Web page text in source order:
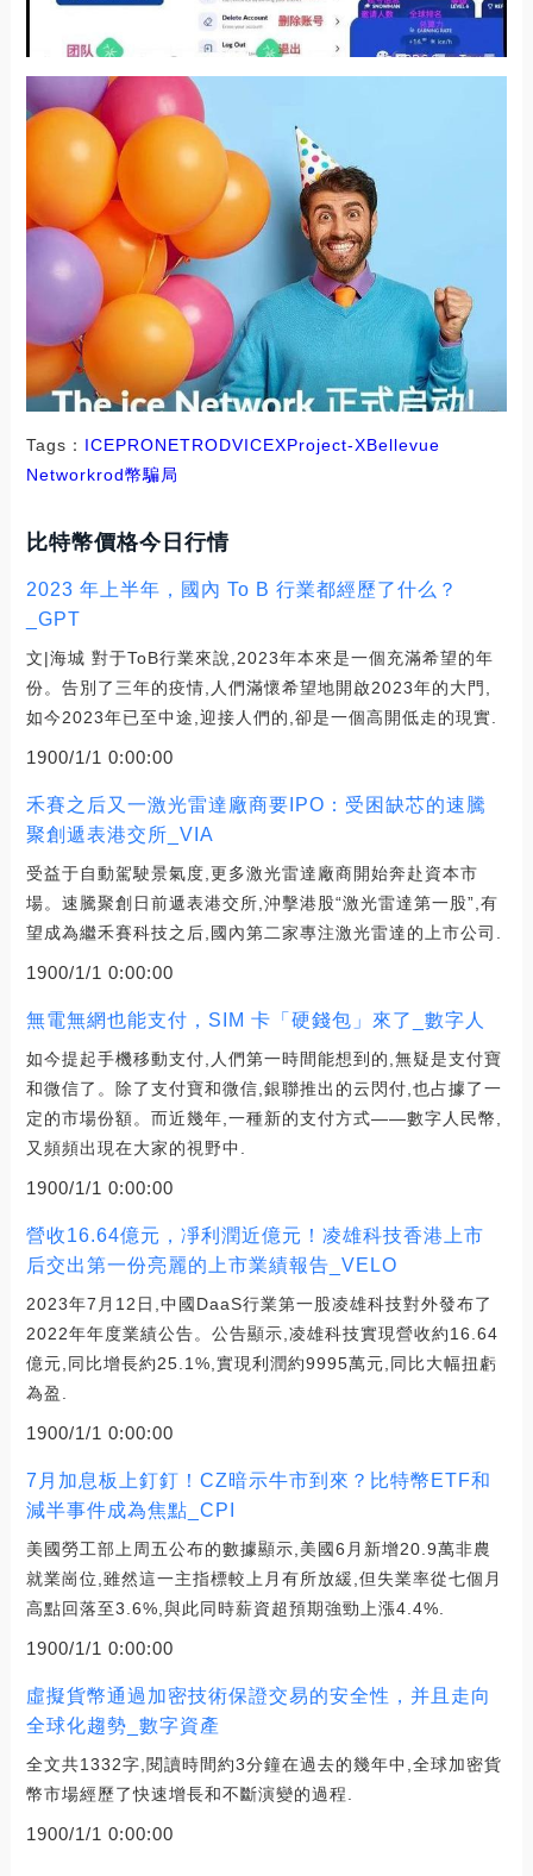
Tags： ICEPRONETRODVICEXProject-XBellevue
Networkrod幣騙局
比特幣價格今日行情
2023 年上半年，國內 To B 行業都經歷了什么？
_GPT
文|海城 對于ToB行業來說,2023年本來是一個充滿希望的年
份。告別了三年的疫情,人們滿懷希望地開啟2023年的大門,
如今2023年已至中途,迎接人們的,卻是一個高開低走的現實.
1900/1/1 0:00:00
禾賽之后又一激光雷達廠商要IPO：受困缺芯的速騰
聚創遞表港交所_VIA
受益于自動駕駛景氣度,更多激光雷達廠商開始奔赴資本市
場。速騰聚創日前遞表港交所,沖擊港股“激光雷達第一股”,有
望成為繼禾賽科技之后,國內第二家專注激光雷達的上市公司.
1900/1/1 0:00:00
無電無網也能支付，SIM 卡「硬錢包」來了_數字人
如今提起手機移動支付,人們第一時間能想到的,無疑是支付寶
和微信了。除了支付寶和微信,銀聯推出的云閃付,也占據了一
定的市場份額。而近幾年,一種新的支付方式——數字人民幣,
又頻頻出現在大家的視野中.
1900/1/1 0:00:00
營收16.64億元，凈利潤近億元！凌雄科技香港上市
后交出第一份亮麗的上市業績報告_VELO
2023年7月12日,中國DaaS行業第一股凌雄科技對外發布了
2022年年度業績公告。公告顯示,凌雄科技實現營收約16.64
億元,同比增長約25.1%,實現利潤約9995萬元,同比大幅扭虧
為盈.
1900/1/1 0:00:00
7月加息板上釘釘！CZ暗示牛市到來？比特幣ETF和
減半事件成為焦點_CPI
美國勞工部上周五公布的數據顯示,美國6月新增20.9萬非農
就業崗位,雖然這一主指標較上月有所放緩,但失業率從七個月
高點回落至3.6%,與此同時薪資超預期強勁上漲4.4%.
1900/1/1 0:00:00
虛擬貨幣通過加密技術保證交易的安全性，并且走向
全球化趨勢_數字資產
全文共1332字,閱讀時間約3分鐘在過去的幾年中,全球加密貨
幣市場經歷了快速增長和不斷演變的過程.
1900/1/1 0:00:00